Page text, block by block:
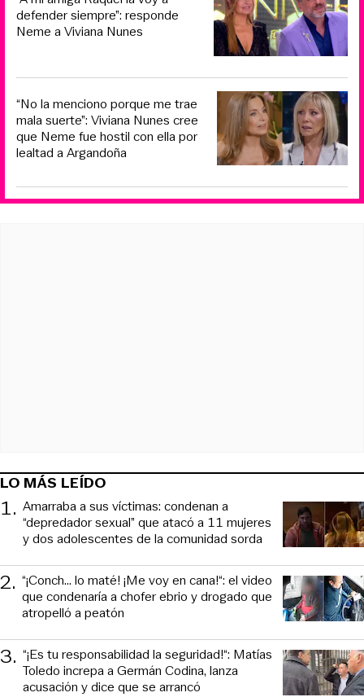
defender siempre”: responde
Neme a Viviana Nunes
“No la menciono porque me trae
mala suerte”: Viviana Nunes cree
que Neme fue hostil con ella por
lealtad a Argandoña
LO MÁS LEÍDO
1. Amarraba a sus víctimas: condenan a
“depredador sexual” que atacó a 11 mujeres
y dos adolescentes de la comunidad sorda
2. “¡Conch... lo maté! ¡Me voy en cana!“: el video
que condenaría a chofer ebrio y drogado que
atropelló a peatón
3. “¡Es tu responsabilidad la seguridad!“: Matías
Toledo increpa a Germán Codina, lanza
acusación y dice que se arrancó